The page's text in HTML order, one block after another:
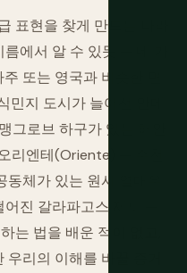
표현을 찾게 만드는 나라
에서 알 수 있듯 — 네 가
또는 영국과 비슷한 면
지 도시가 늘어선 안데
그로브 하구가 있는 해안
리엔테(Oriente) — 수천
체가 있는 원시 열대우
진 갈라파고스 제도 —
는 법을 배운 적이 없고,
리의 이해를 바꿀 증거